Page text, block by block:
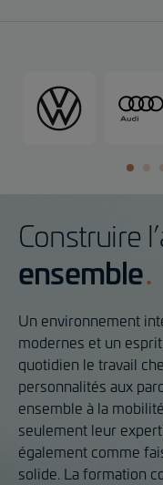
g
n
Construire
ensemble
Un environnement
modernes et un
quotidien le travail
personnalités aux
ensemble à la
seulement leur
également comme
solide. La formation